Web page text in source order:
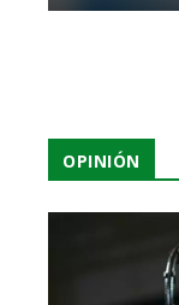
OPINIÓN